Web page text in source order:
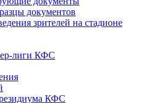
документов
зрителей на стадионе
лиги КФС
КФС